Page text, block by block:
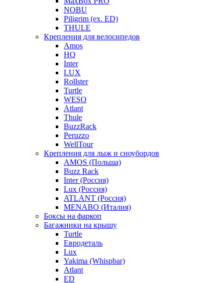
NOBU
Piligrim (ex. ED)
THULE
Крепления для велосипедов
Amos
HQ
Inter
LUX
Rollster
Turtle
WESO
Atlant
Thule
BuzzRack
Peruzzo
WellTour
Крепления для лыж и сноубордов
AMOS (Польша)
Buzz Rack
Inter (Россия)
Lux (Россия)
ATLANT (Россия)
MENABO (Италия)
Боксы на фаркоп
Багажники на крышу
Turtle
Евродеталь
Lux
Yakima (Whispbar)
Atlant
ED